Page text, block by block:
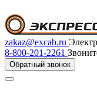
zakaz@excab.ru
8-800-201-2261
Обратный звонок